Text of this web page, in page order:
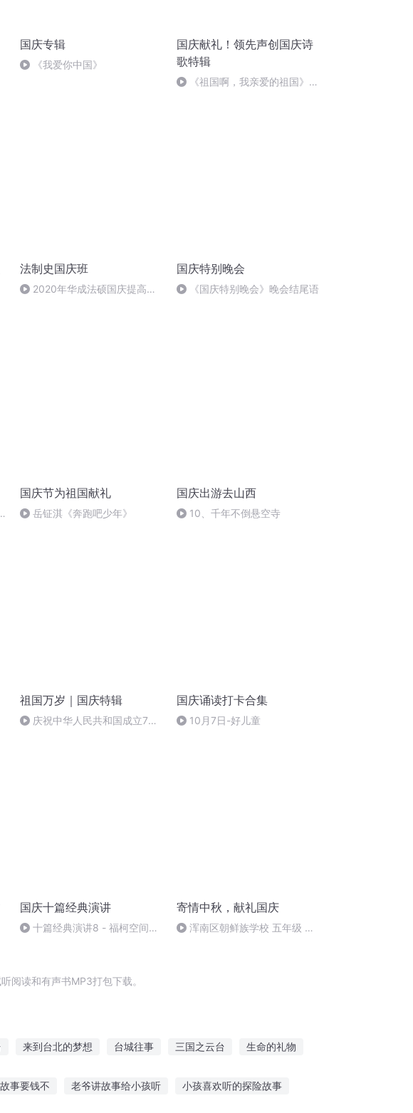
国庆专辑
《我爱你中国》
国庆献礼！领先声创国庆诗
歌特辑
《祖国啊，我亲爱的祖国》温
法制史国庆班
2020年华成法硕国庆提高班
国庆特别晚会
《国庆特别晚会》晚会结尾语
国庆节为祖国献礼
岳钲淇《奔跑吧少年》
国庆出游去山西
10、千年不倒悬空寺
祖国万岁｜国庆特辑
庆祝中华人民共和国成立73
国庆诵读打卡合集
10月7日-好儿童
国庆十篇经典演讲
十篇经典演讲8 - 福柯空间回
寄情中秋，献礼国庆
浑南区朝鲜族学校 五年级 孙
阅读和有声书MP3打包下载。
来到台北的梦想 台城往事 三国之云台 生命的礼物
事要钱不 老爷讲故事给小孩听 小孩喜欢听的探险故事